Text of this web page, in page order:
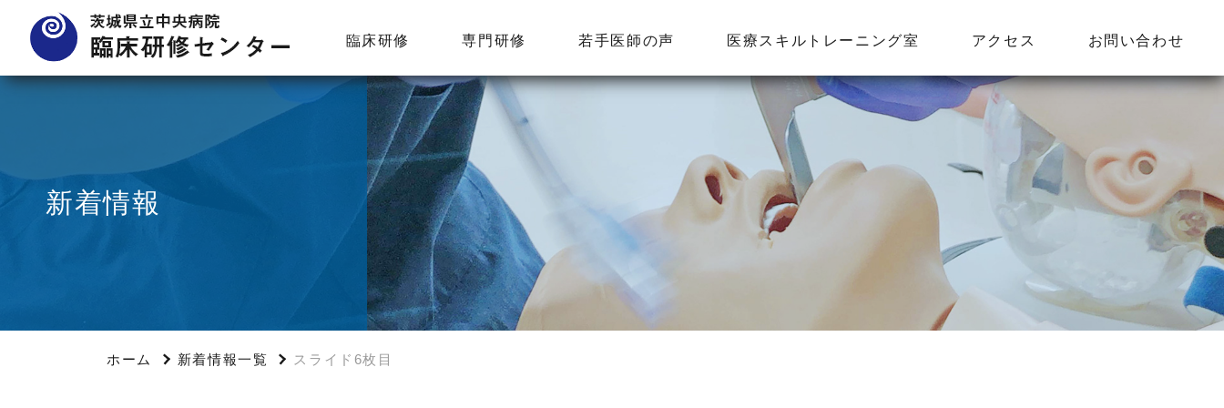
臨床研修 専門研修 若手医師の声 医療スキルトレーニング室 アクセス お問い合わせ
新着情報
ホーム 新着情報一覧 スライド6枚目